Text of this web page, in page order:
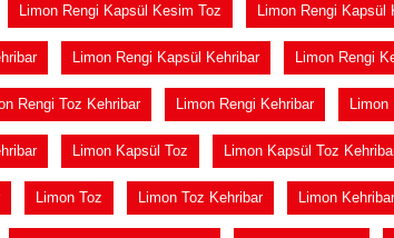
Limon Rengi Kapsül Kesim Toz Limon Rengi Kapsül
Limon Rengi Kapsül Kehribar Limon Rengi
Rengi Toz Kehribar Limon Rengi Kehribar Limon
Limon Kapsül Toz Limon Kapsül Toz
Limon Toz Limon Toz Kehribar Limon Kehribar